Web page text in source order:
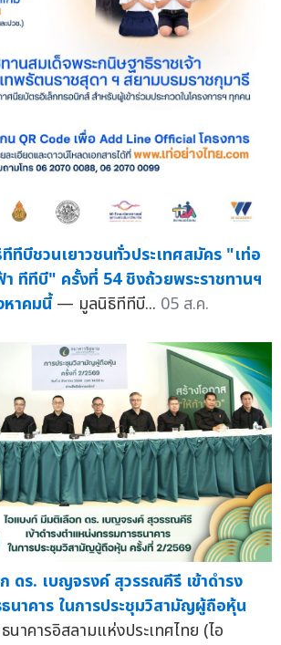
ทีบีชวนเยาวชนทั่วประเทศสมัคร "เท่อ
า ทีทีบี" ครั้งที่ 54 ชิงถ้วยพระราชทานฯ
าคมนี้ — มูลนิธิทีทีบี... 05 ส.ค.
ดร. เบญจรงค์ สุวรรณคีรี เข้าดำรง
นาคาร ในการประชุมวิสามัญผู้ถือหุ้น
าคารอิสลามแห่งประเทศไทย (ไอ